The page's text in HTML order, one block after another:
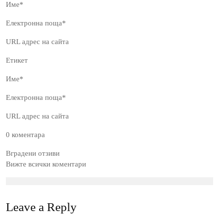
Име*
Електронна поща*
URL адрес на сайта
Етикет
Име*
Електронна поща*
URL адрес на сайта
0 коментара
Вградени отзиви
Вижте всички коментари
Leave a Reply